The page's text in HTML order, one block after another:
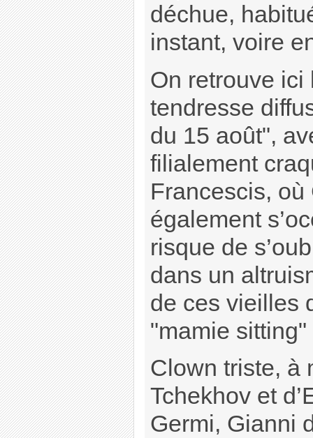
déchue,
instant, voire
On retrouve ici
tendresse
du 15 août",
filialement
Francescis,
également
risque de
dans un
de ces vieilles
"mamie
Clown triste, à
Tchekhov et
Germi, Gianni